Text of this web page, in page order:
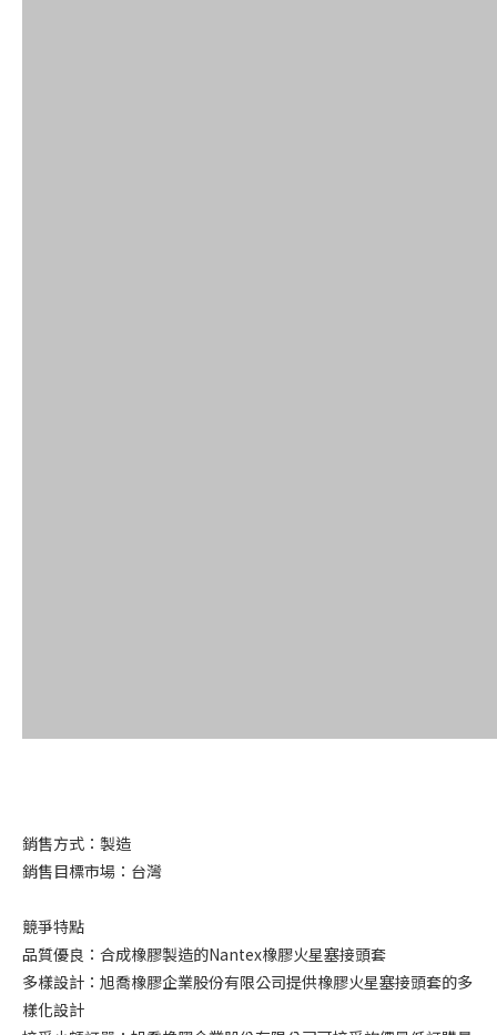
銷售方式：製造
銷售目標市場：台灣
競爭特點
品質優良：合成橡膠製造的Nantex橡膠火星塞接頭套
多樣設計：旭喬橡膠企業股份有限公司提供橡膠火星塞接頭套的多
樣化設計